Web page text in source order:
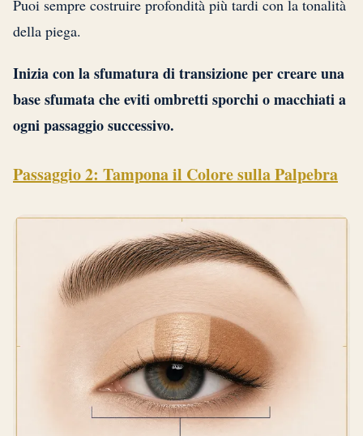
Puoi sempre costruire profondità più tardi con la tonalità
della piega.
Inizia con la sfumatura di transizione per creare una
base sfumata che eviti ombretti sporchi o macchiati a
ogni passaggio successivo.
Passaggio 2: Tampona il Colore sulla Palpebra